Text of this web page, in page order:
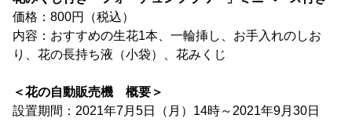
価格：800円（税込）
内容：おすすめの生花1本、一輪挿し、お手入れのしお
り、花の長持ち液（小袋）、花みくじ
＜花の自動販売機 概要＞
設置期間：2021年7月5日（月）14時～2021年9月30日